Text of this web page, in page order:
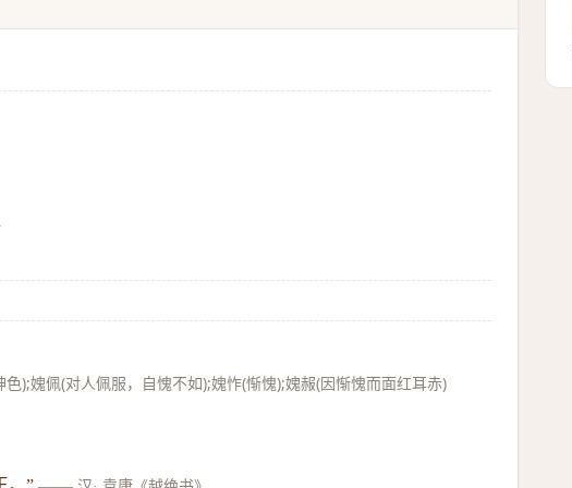
);媿佩(对人佩服，自愧不如);媿怍(惭愧);媿赧(因惭愧而面红耳赤)